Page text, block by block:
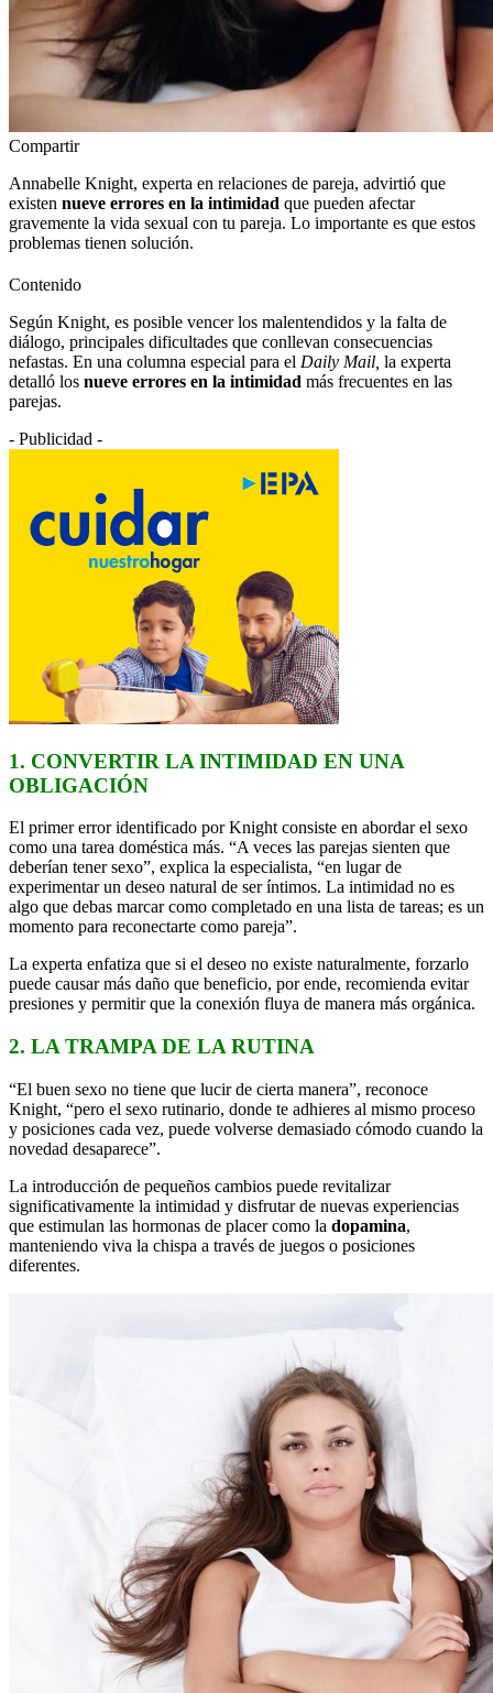
Compartir
Annabelle Knight, experta en relaciones de pareja, advirtió que
existen nueve errores en la intimidad que pueden afectar
gravemente la vida sexual con tu pareja. Lo importante es que estos
problemas tienen solución.
Contenido
Según Knight, es posible vencer los malentendidos y la falta de
diálogo, principales dificultades que conllevan consecuencias
nefastas. En una columna especial para el Daily Mail, la experta
detalló los nueve errores en la intimidad más frecuentes en las
parejas.
- Publicidad -
1. CONVERTIR LA INTIMIDAD EN UNA
OBLIGACIÓN
El primer error identificado por Knight consiste en abordar el sexo
como una tarea doméstica más. “A veces las parejas sienten que
deberían tener sexo”, explica la especialista, “en lugar de
experimentar un deseo natural de ser íntimos. La intimidad no es
algo que debas marcar como completado en una lista de tareas; es un
momento para reconectarte como pareja”.
La experta enfatiza que si el deseo no existe naturalmente, forzarlo
puede causar más daño que beneficio, por ende, recomienda evitar
presiones y permitir que la conexión fluya de manera más orgánica.
2. LA TRAMPA DE LA RUTINA
“El buen sexo no tiene que lucir de cierta manera”, reconoce
Knight, “pero el sexo rutinario, donde te adhieres al mismo proceso
y posiciones cada vez, puede volverse demasiado cómodo cuando la
novedad desaparece”.
La introducción de pequeños cambios puede revitalizar
significativamente la intimidad y disfrutar de nuevas experiencias
que estimulan las hormonas de placer como la dopamina,
manteniendo viva la chispa a través de juegos o posiciones
diferentes.